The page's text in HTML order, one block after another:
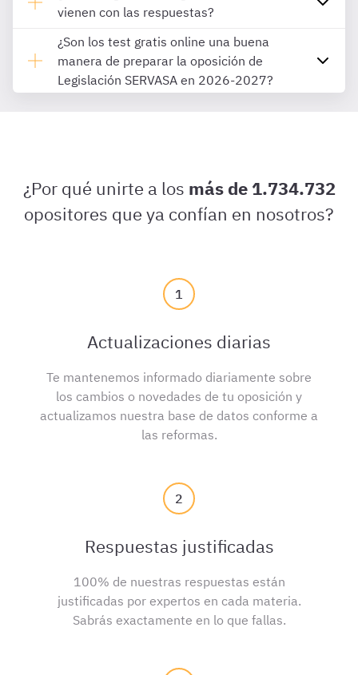
vienen con las respuestas?
¿Son los test gratis online una buena
manera de preparar la oposición de
Legislación SERVASA en 2026-2027?
¿Por qué unirte a los más de 1.734.732
opositores que ya confían en nosotros?
1
Actualizaciones diarias
Te mantenemos informado diariamente sobre
los cambios o novedades de tu oposición y
actualizamos nuestra base de datos conforme a
las reformas.
2
Respuestas justificadas
100% de nuestras respuestas están
justificadas por expertos en cada materia.
Sabrás exactamente en lo que fallas.